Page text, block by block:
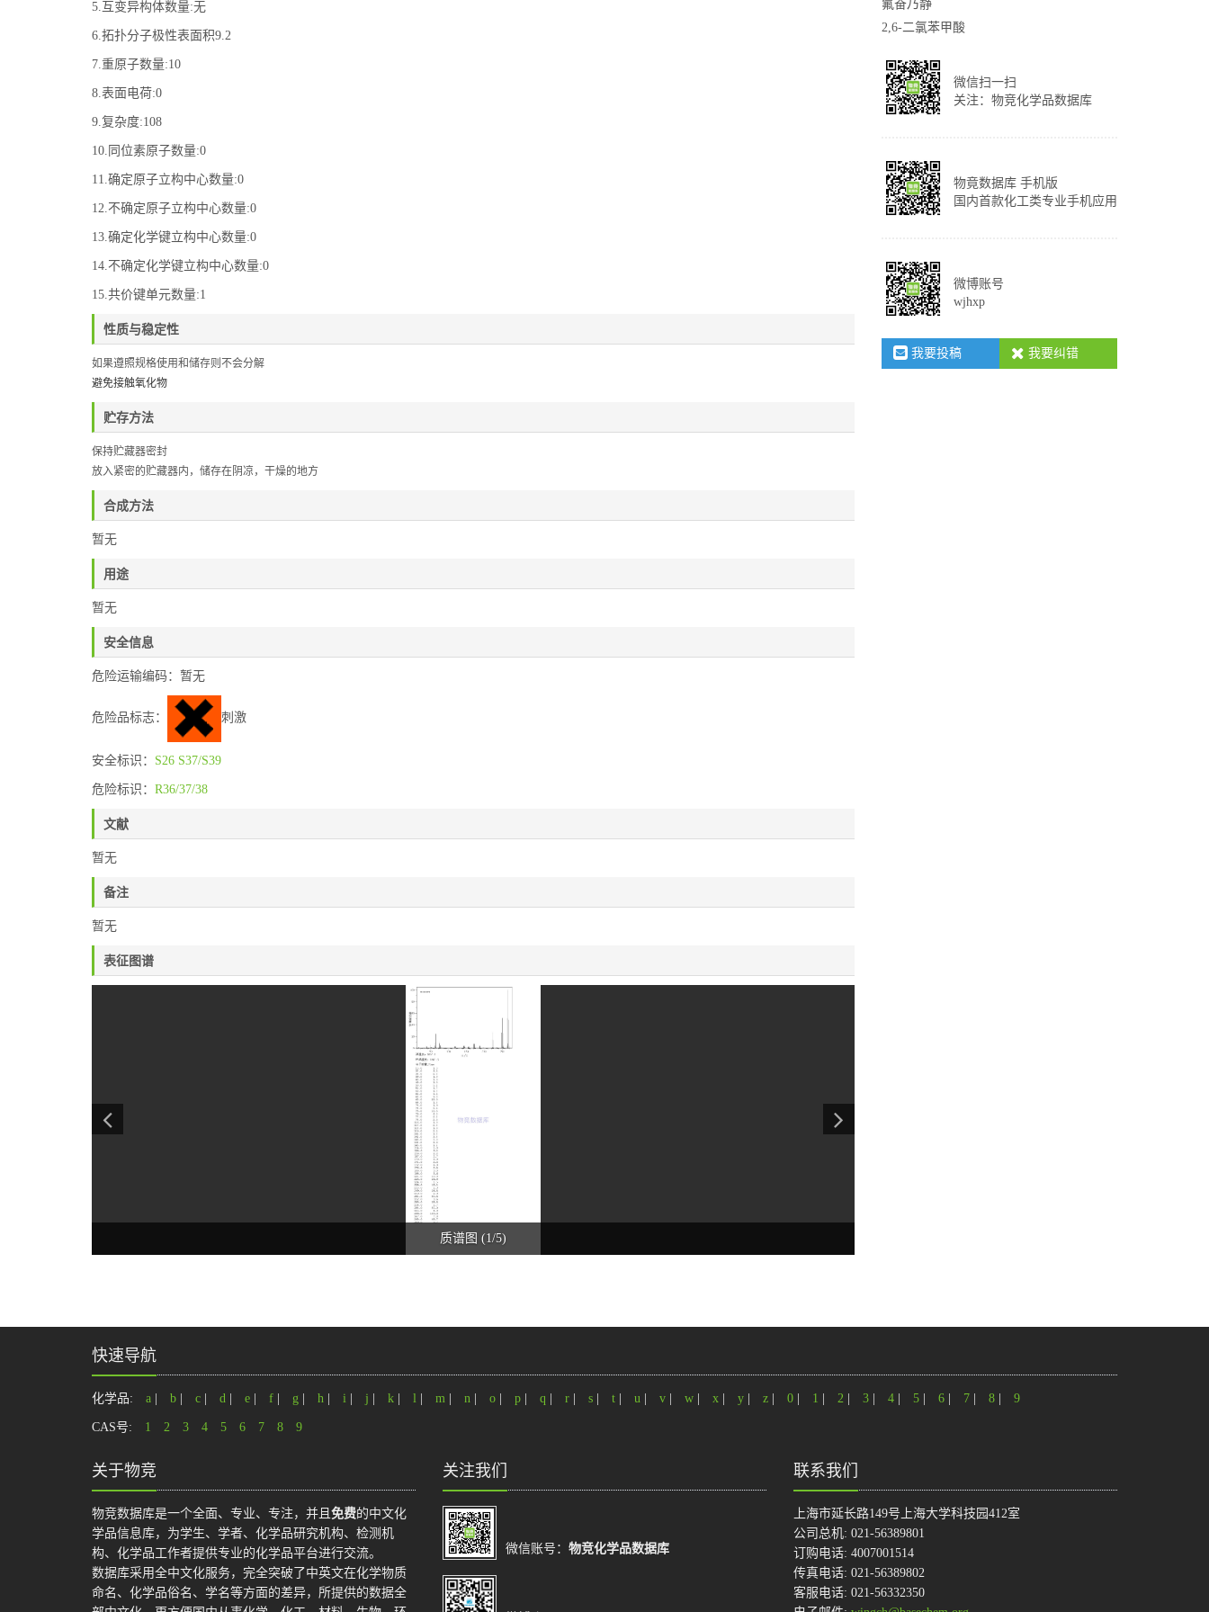
5.互变异构体数量:无
6.拓扑分子极性表面积9.2
7.重原子数量:10
8.表面电荷:0
9.复杂度:108
10.同位素原子数量:0
11.确定原子立构中心数量:0
12.不确定原子立构中心数量:0
13.确定化学键立构中心数量:0
14.不确定化学键立构中心数量:0
15.共价键单元数量:1
性质与稳定性
如果遵照规格使用和储存则不会分解
避免接触氧化物
贮存方法
保持贮藏器密封
放入紧密的贮藏器内，储存在阴凉，干燥的地方
合成方法
暂无
用途
暂无
安全信息
危险运输编码：暂无
危险品标志： 刺激
安全标识： S26 S37/S39
危险标识： R36/37/38
文献
暂无
备注
暂无
表征图谱
质谱图 (1/5)
氟奋乃静
2,6-二氯苯甲酸
微信扫一扫
关注：物竞化学品数据库
物竟数据库 手机版
国内首款化工类专业手机应用
微博账号
wjhxp
我要投稿 我要纠错
快速导航
化学品: a b c d e f g h i j k l m n o p q r s t u v w x y z 0 1 2 3 4 5 6 7 8 9
CAS号: 1 2 3 4 5 6 7 8 9
关于物竞
物竞数据库是一个全面、专业、专注，并且 免费的中文化
学品信息库，为学生、学者、化学品研究机构、检测机
构、化学品工作者提供专业的化学品平台进行交流。
数据库采用全中文化服务，完全突破了中英文在化学物质
命名、化学品俗名、学名等方面的差异，所提供的数据全
关注我们
微信账号： 物竞化学品数据库
联系我们
上海市延长路149号上海大学科技园412室
公司总机: 021-56389801
订购电话: 4007001514
传真电话: 021-56389802
客服电话: 021-56332350